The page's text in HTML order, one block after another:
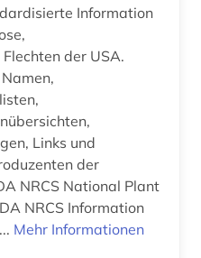
ingenieurwissenschaften (4)
internationale beziehungen (1)
internationale organisation (1)
politik (1)
Information
der USA.
Links und
der
NRCS National Plant
NRCS Information
Mehr Informationen